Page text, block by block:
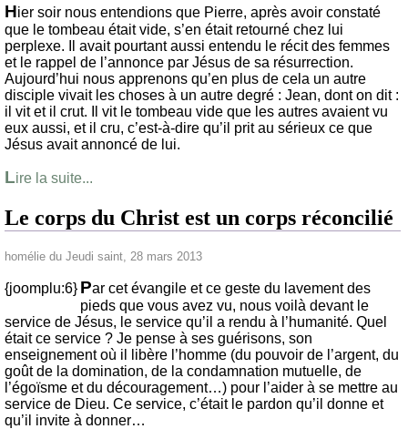
Hier soir nous entendions que Pierre, après avoir constaté
que le tombeau était vide, s’en était retourné chez lui
perplexe. Il avait pourtant aussi entendu le récit des femmes
et le rappel de l’annonce par Jésus de sa résurrection.
Aujourd’hui nous apprenons qu’en plus de cela un autre
disciple vivait les choses à un autre degré : Jean, dont on dit :
il vit et il crut. Il vit le tombeau vide que les autres avaient vu
eux aussi, et il cru, c’est-à-dire qu’il prit au sérieux ce que
Jésus avait annoncé de lui.
Lire la suite...
Le corps du Christ est un corps réconcilié
homélie du Jeudi saint, 28 mars 2013
{joomplu:6} Par cet évangile et ce geste du lavement des
pieds que vous avez vu, nous voilà devant le
service de Jésus, le service qu’il a rendu à l’humanité. Quel
était ce service ? Je pense à ses guérisons, son
enseignement où il libère l’homme (du pouvoir de l’argent, du
goût de la domination, de la condamnation mutuelle, de
l’égoïsme et du découragement…) pour l’aider à se mettre au
service de Dieu. Ce service, c’était le pardon qu’il donne et
qu’il invite à donner…